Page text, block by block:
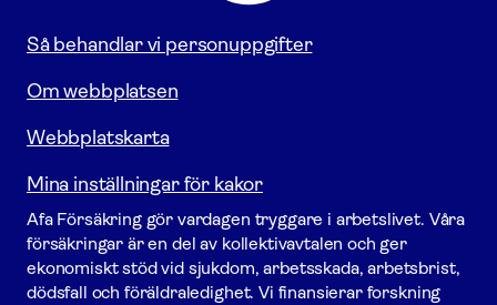
Så behandlar vi personuppgifter
Om webbplatsen
Webbplatskarta
Mina inställningar för kakor
Afa För­säkring gör vardagen tryggare i arbetslivet. Våra
försäk­ringar är en del av kollektivavtalen och ger
ekonomiskt stöd vid sjukdom, arbetsskada, arbetsbrist,
dödsfall och föräldraledighet. Vi finansierar forskning